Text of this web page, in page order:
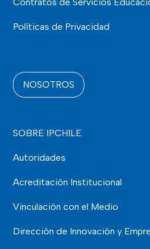
Políticas de Privacidad
NOSOTROS
SOBRE IPCHILE
Autoridades
Acreditación Institucional
Vinculación con el Medio
Dirección de Innovación y